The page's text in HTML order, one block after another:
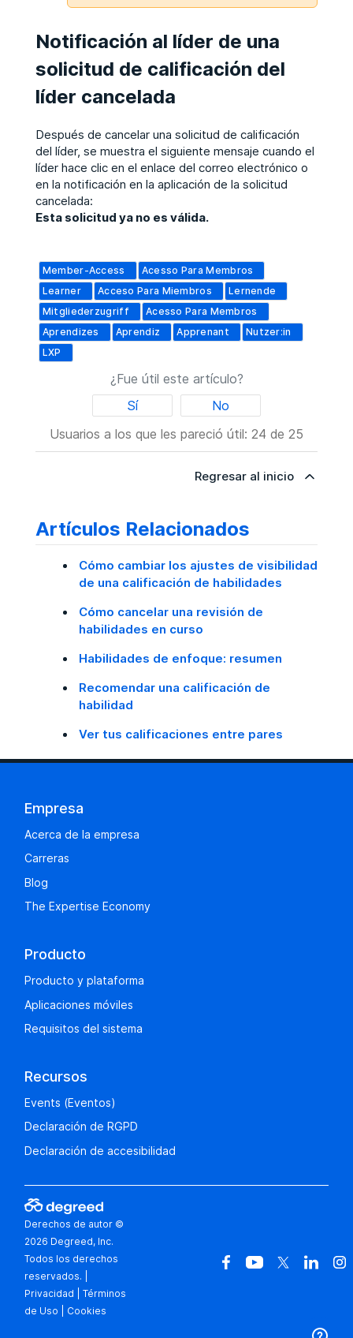
Notificación al líder de una
solicitud de calificación del
líder cancelada
Después de cancelar una solicitud de calificación
del líder, se muestra el siguiente mensaje cuando el
líder hace clic en el enlace del correo electrónico o
en la notificación en la aplicación de la solicitud
cancelada:
Esta solicitud ya no es válida.
Member-Access
Acesso Para Membros
Learner
Acceso Para Miembros
Lernende
Mitgliederzugriff
Acesso Para Membros
Aprendizes
Aprendiz Apprenant
Nutzer:in
LXP
¿Fue útil este artículo?
Sí
No
Usuarios a los que les pareció útil: 24 de 25
Regresar al inicio
Artículos Relacionados
Cómo cambiar los ajustes de visibilidad
de una calificación de habilidades
Cómo cancelar una revisión de
habilidades en curso
Habilidades de enfoque: resumen
Recomendar una calificación de
habilidad
Ver tus calificaciones entre pares
Empresa
Acerca de la empresa
Carreras
Blog
The Expertise Economy
Producto
Producto y plataforma
Aplicaciones móviles
Requisitos del sistema
Recursos
Events (Eventos)
Declaración de RGPD
Declaración de accesibilidad
Derechos de autor ©
2026 Degreed, Inc.
Todos los derechos
reservados.
Privacidad |Términos
de Uso
Cookies